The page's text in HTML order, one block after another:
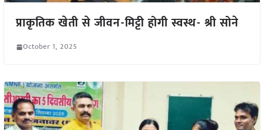
प्राकृतिक खेती से जीवन-मिट्टी होगी स्वस्थ- श्री सोने
October 1, 2025